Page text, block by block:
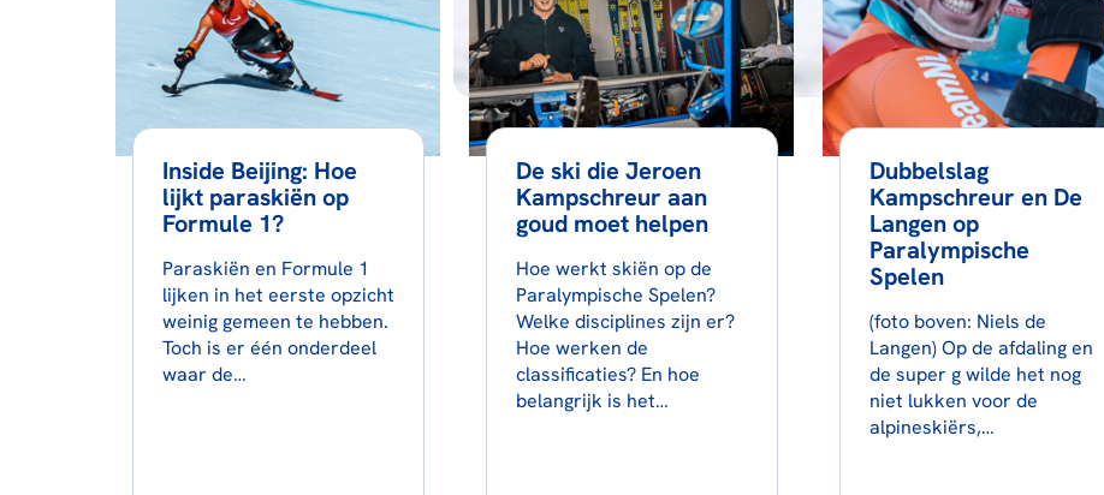
Inside Beijing: Hoe
lijkt paraskiën op
Formule 1?
Paraskiën en Formule 1
lijken in het eerste opzicht
weinig gemeen te hebben.
Toch is er één onderdeel
waar de…
De ski die Jeroen
Kampschreur aan
goud moet helpen
Hoe werkt skiën op de
Paralympische Spelen?
Welke disciplines zijn er?
Hoe werken de
classificaties? En hoe
belangrijk is het…
Dubbelslag
Kampschreur en De
Langen op
Paralympische
Spelen
(foto boven: Niels de
Langen) Op de afdaling en
de super g wilde het nog
niet lukken voor de
alpineskiërs,…